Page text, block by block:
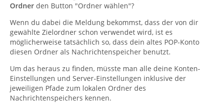
Ordner den Button "Ordner wählen"?
Wenn du dabei die Meldung bekommst, dass der von dir
gewählte Zielordner schon verwendet wird, ist es
möglicherweise tatsächlich so, dass dein altes POP-Konto
diesen Ordner als Nachrichtenspeicher benutzt.
Um das heraus zu finden, müsste man alle deine Konten-
Einstellungen und Server-Einstellungen inklusive der
jeweiligen Pfade zum lokalen Ordner des
Nachrichtenspeichers kennen.